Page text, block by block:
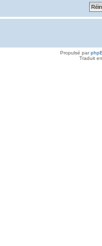
Propulsé par
Traduit